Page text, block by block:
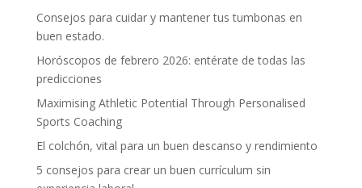
Consejos para cuidar y mantener tus tumbonas en
buen estado.
Horóscopos de febrero 2026: entérate de todas las
predicciones
Maximising Athletic Potential Through Personalised
Sports Coaching
El colchón, vital para un buen descanso y rendimiento
5 consejos para crear un buen currículum sin